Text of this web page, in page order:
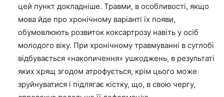
цей пункт докладніше. Травми, в особливості, якщо
мова йде про хронічному варіанті їх появи,
обумовлюють розвиток коксартрозу навіть у осіб
молодого віку. При хронічному травмуванні в суглобі
відбувається «накопичення» ушкоджень, в результаті
яких хрящ згодом атрофується, крім цього може
зруйнуватися і підлягає кістку, що, в свою чергу,